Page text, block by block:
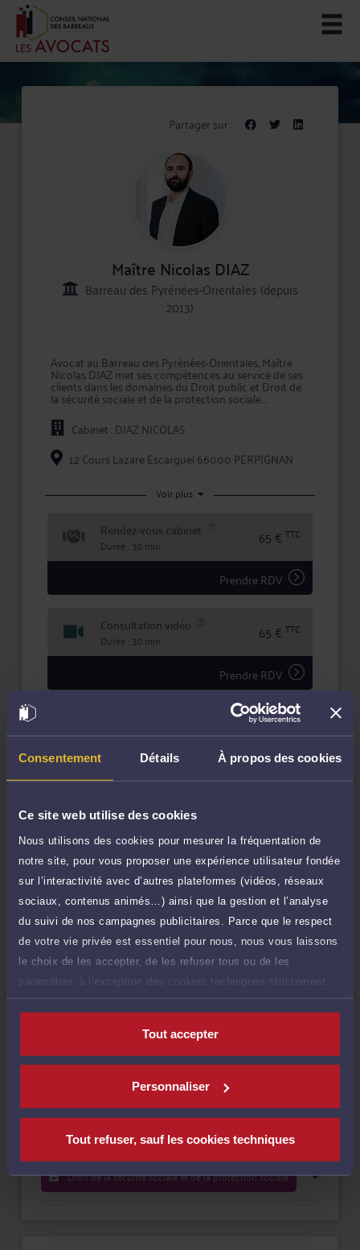
Consentement Détails À propos des cookies
Ce site web utilise des cookies
Nous utilisons des cookies pour mesurer la fréquentation de
notre site, pour vous proposer une expérience utilisateur fondée
sur l’interactivité avec d’autres plateformes (vidéos, réseaux
sociaux, contenus animés…) ainsi que la gestion et l’analyse
du suivi de nos campagnes publicitaires. Parce que le respect
de votre vie privée est essentiel pour nous, nous vous laissons
le choix de les accepter, de les refuser tous ou de les
paramétrer, à l’exception des cookies techniques strictement
nécessaires au fonctionnement du site.
Tout accepter
Personnaliser
Tout refuser, sauf les cookies techniques
Partager sur :
Maître Nicolas DIAZ
Barreau des Pyrénées-Orientales (depuis
2013)
Avocat au Barreau des Pyrénées-Orientales, Maître
Nicolas DIAZ met ses compétences au service de ses
clients dans les domaines du Droit public et Droit de
la sécurité sociale et de la protection sociale.
Maître DIAZ intervient à la fois comme conseil en
amont des conflits, et comme avocat chargé
d'assurer la défense de vos intérêts devant les
tribunaux, que ce soit en défense, ou pour engager
une procédure contre l'adversaire.
Maître DIAZ s'efforce de créer une relation de
mettre en oeuvre la meilleure stratégie possible, et
lors de litiges, défendre leurs intérêts avec ténacité et
efficacité.
Cabinet : DIAZ NICOLAS
12 Cours Lazare Escarguel 66000 PERPIGNAN
Voir plus
Rendez-vous cabinet
Durée : 30 min 65 € TTC
Prendre RDV
Consultation vidéo
Durée : 30 min 65 € TTC
Prendre RDV
Consultation téléphonique
Durée : 30 min 65 €TTC
Demander un rappel
Question simple
de 1.000 caractères)
TTC
Poser une question
Consultation écrite
Etude de votre dossier + possibilité
d'ajout d'une pièce jointe
170 €
TTC
Droit de la sécurité sociale et de la protection sociale